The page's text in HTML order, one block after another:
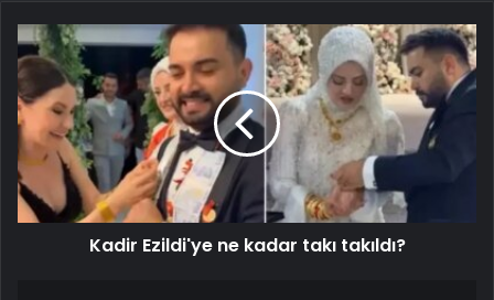
Kadir Ezildi'ye ne kadar takı takıldı?